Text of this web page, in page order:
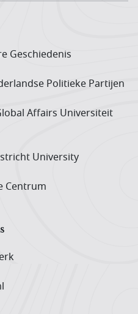
Geschiedenis
Politieke Partijen
Affairs Universiteit
University
Centrum